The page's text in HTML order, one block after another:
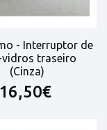
- Interruptor de
vidros traseiro
(Cinza)
16,50€